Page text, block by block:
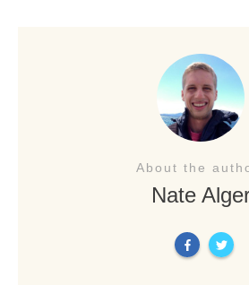
About the
Nate